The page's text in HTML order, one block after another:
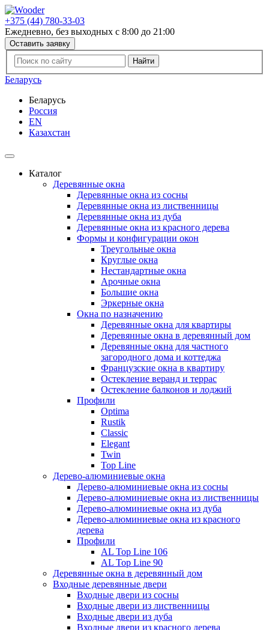
+375 (44) 780-33-03
Ежедневно, без выходных с 8:00 до 21:00
Оставить заявку
Беларусь
Беларусь
Россия
EN
Казахстан
Каталог
Деревянные окна
Деревянные окна из сосны
Деревянные окна из лиственницы
Деревянные окна из дуба
Деревянные окна из красного дерева
Формы и конфигурации окон
Треугольные окна
Круглые окна
Нестандартные окна
Арочные окна
Большие окна
Эркерные окна
Окна по назначению
Деревянные окна для квартиры
Деревянные окна в деревянный дом
Деревянные окна для частного
загородного дома и коттеджа
Французские окна в квартиру
Остекление веранд и террас
Остекление балконов и лоджий
Профили
Optima
Rustik
Classic
Elegant
Twin
Top Line
Дерево-алюминиевые окна
Дерево-алюминиевые окна из сосны
Дерево-алюминиевые окна из лиственницы
Дерево-алюминиевые окна из дуба
Дерево-алюминиевые окна из красного
дерева
Профили
AL Top Line 106
AL Top Line 90
Деревянные окна в деревянный дом
Входные деревянные двери
Входные двери из сосны
Входные двери из лиственницы
Входные двери из дуба
Входные двери из красного дерева